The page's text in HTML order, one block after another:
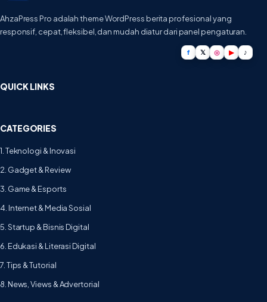
AhzaPress Pro adalah theme WordPress berita profesional yang
responsif, cepat, fleksibel, dan mudah diatur dari panel pengaturan.
f 𝕏 ◎ ▶ ♪
QUICK LINKS
CATEGORIES
1. Teknologi & Inovasi
2. Gadget & Review
3. Game & Esports
4. Internet & Media Sosial
5. Startup & Bisnis Digital
6. Edukasi & Literasi Digital
7. Tips & Tutorial
8. News, Views & Advertorial